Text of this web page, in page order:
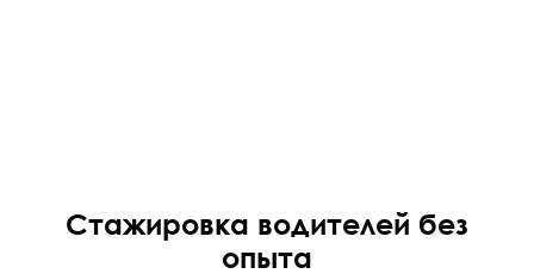
Стажировка водителей без
опыта